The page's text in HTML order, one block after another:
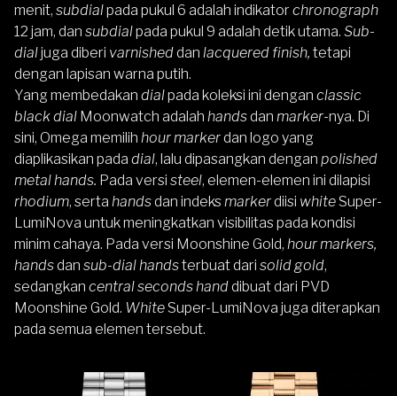
menit, subdialpada pukul 6 adalah indikator chronograph
12 jam, dan subdialpada pukul 9 adalah detik utama. Sub-
dialjuga diberi varnisheddan lacquered finish, tetapi
dengan lapisan warna putih.
Yang membedakan dialpada koleksi ini dengan classic
black dial Moonwatch adalah handsdan marker-nya. Di
sini, Omega memilih hour markerdan logo yang
diaplikasikan pada dial, lalu dipasangkan dengan polished
metal hands. Pada versi steel, elemen-elemen ini dilapisi
rhodium, serta handsdan indeksmarkerdiisi white Super-
LumiNova untuk meningkatkan visibilitas pada kondisi
minim cahaya. Pada versi Moonshine Gold, hour markers,
handsdan sub-dial handsterbuat dari solid gold,
sedangkan central seconds handdibuat dari PVD
Moonshine Gold. White Super-LumiNova juga diterapkan
pada semua elemen tersebut.